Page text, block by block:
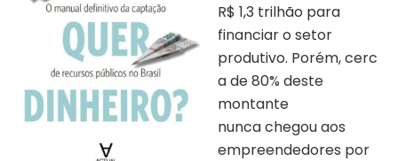
R$ 1,3 trilhão para
financiar o setor
produtivo. Porém, cerc
a de 80% deste
montante
nunca chegou aos
empreendedores por